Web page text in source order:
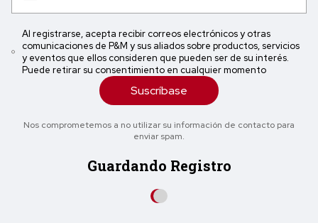
Al registrarse, acepta recibir correos electrónicos y otras
comunicaciones de P&M y sus aliados sobre productos, servicios
y eventos que ellos consideren que pueden ser de su interés.
Puede retirar su consentimiento en cualquier momento
Suscríbase
Nos comprometemos a no utilizar su información de contacto para
enviar spam.
Guardando Registro